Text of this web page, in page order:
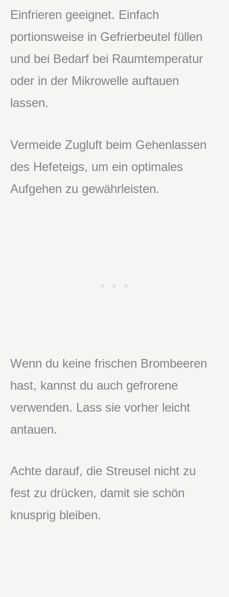
Einfrieren geeignet. Einfach
portionsweise in Gefrierbeutel füllen
und bei Bedarf bei Raumtemperatur
oder in der Mikrowelle auftauen
lassen.
Vermeide Zugluft beim Gehenlassen
des Hefeteigs, um ein optimales
Aufgehen zu gewährleisten.
Wenn du keine frischen Brombeeren
hast, kannst du auch gefrorene
verwenden. Lass sie vorher leicht
antauen.
Achte darauf, die Streusel nicht zu
fest zu drücken, damit sie schön
knusprig bleiben.